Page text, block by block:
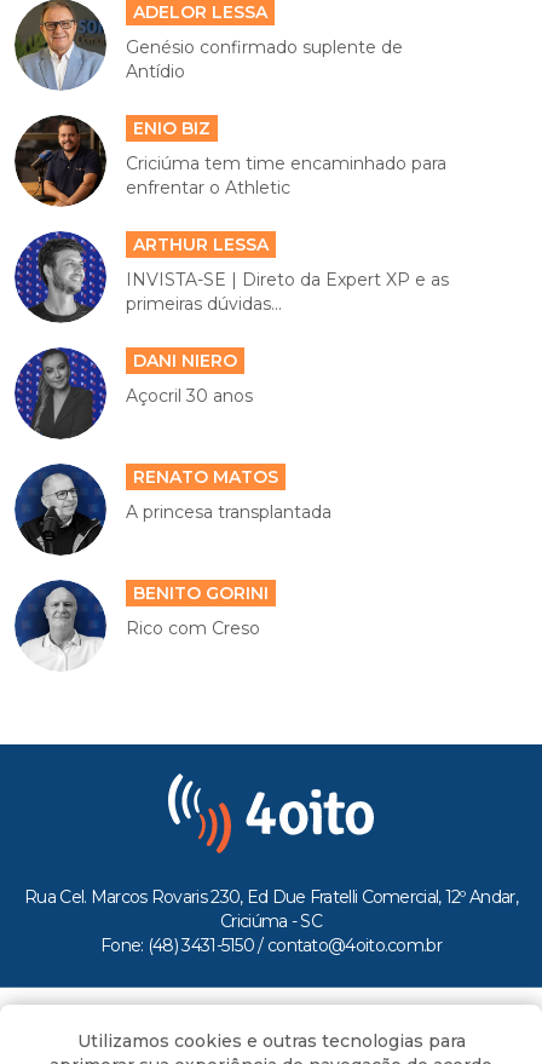
ADELOR LESSA
Genésio confirmado suplente de
Antídio
ENIO BIZ
Criciúma tem time encaminhado para
enfrentar o Athletic
ARTHUR LESSA
INVISTA-SE | Direto da Expert XP e as
primeiras dúvidas...
DANI NIERO
Açocril 30 anos
RENATO MATOS
A princesa transplantada
BENITO GORINI
Rico com Creso
Rua Cel. Marcos Rovaris 230, Ed Due Fratelli Comercial, 12º Andar,
Criciúma - SC
Fone: (48) 3431-5150 / contato@4oito.com.br
Todos os direitos reservados ao Portal 4oito
Utilizamos cookies e outras tecnologias para